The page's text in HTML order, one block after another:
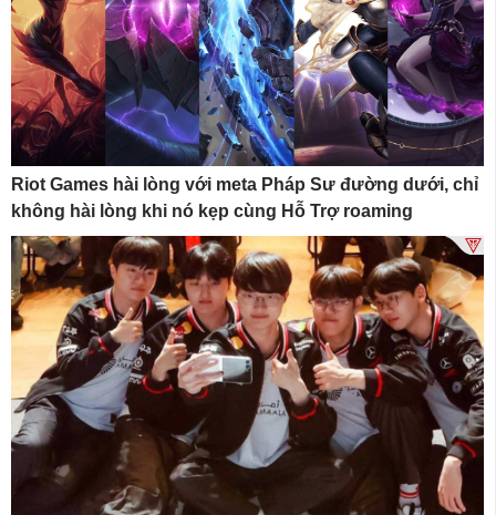
Riot Games hài lòng với meta Pháp Sư đường dưới, chỉ
không hài lòng khi nó kẹp cùng Hỗ Trợ roaming